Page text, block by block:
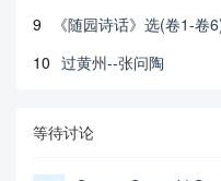
9
《随园诗话》选(卷1-卷
10 过黄州--张问陶
等待讨论